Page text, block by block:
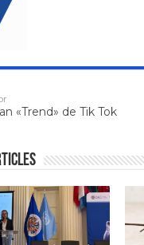
«Trend» de Tik Tok